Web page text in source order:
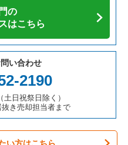
件一覧
件の案件一覧
売却物件の案件一覧
の案件一覧
案件一覧
の案件一覧
物件の案件一覧
案件一覧
物件の案件一覧
却物件の案件一覧
の案件一覧
案件一覧
き売却物件の案件一覧
件の案件一覧
の案件一覧
物件の案件一覧
の
はこちら
い合わせ
2190
日祝祭日除く）
き売却担当者まで